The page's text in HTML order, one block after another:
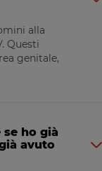
alla
Questi
genitale,
ho già
avuto